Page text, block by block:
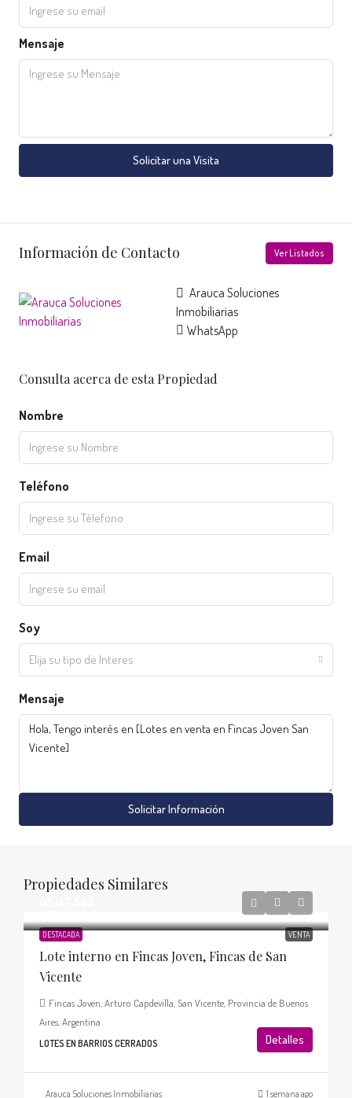
Mensaje
Solicitar una Visita
Información de Contacto Ver Listados
Arauca Soluciones
Inmobiliarias
WhatsApp
Consulta acerca de esta Propiedad
Nombre
Teléfono
Email
Soy
Elija su tipo de Interes
Mensaje
Solicitar Información
Propiedades Similares
DESTACADA VENTA
Lote interno en Fincas Joven, Fincas de San
Vicente
Fincas Joven, Arturo Capdevilla, San Vicente, Provincia de Buenos
Aires, Argentina
LOTES EN BARRIOS CERRADOS Detalles
Arauca Soluciones Inmobiliarias 1 semana ago